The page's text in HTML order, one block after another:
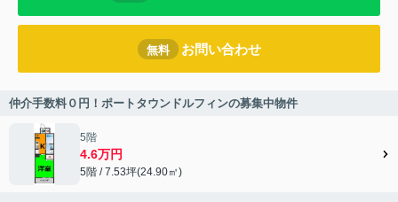
無料 お問い合わせ
仲介手数料０円！ポートタウンドルフィンの募集中物件
5階
4.6万円
5階 / 7.53坪(24.90㎡)